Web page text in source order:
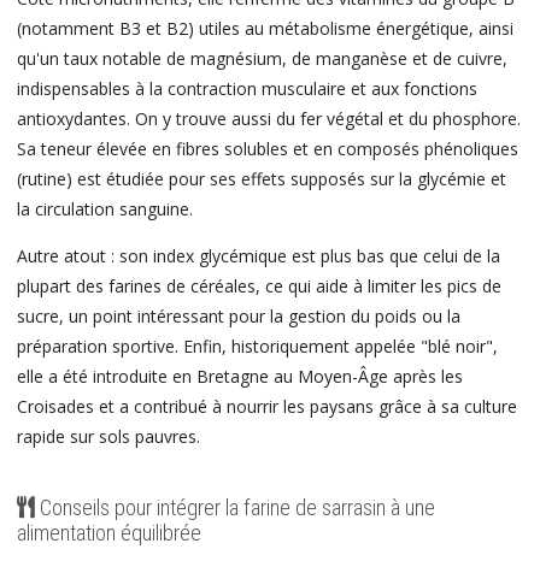
(notamment B3 et B2) utiles au métabolisme énergétique, ainsi
qu'un taux notable de magnésium, de manganèse et de cuivre,
indispensables à la contraction musculaire et aux fonctions
antioxydantes. On y trouve aussi du fer végétal et du phosphore.
Sa teneur élevée en fibres solubles et en composés phénoliques
(rutine) est étudiée pour ses effets supposés sur la glycémie et
la circulation sanguine.
Autre atout : son index glycémique est plus bas que celui de la
plupart des farines de céréales, ce qui aide à limiter les pics de
sucre, un point intéressant pour la gestion du poids ou la
préparation sportive. Enfin, historiquement appelée "blé noir",
elle a été introduite en Bretagne au Moyen-Âge après les
Croisades et a contribué à nourrir les paysans grâce à sa culture
rapide sur sols pauvres.
Conseils pour intégrer la farine de sarrasin à une
alimentation équilibrée